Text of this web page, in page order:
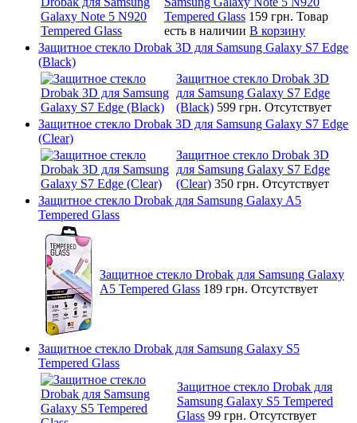
Tempered Glass 159 грн. Товар
есть в наличии В корзину
Защитное стекло Drobak 3D для Samsung Galaxy S7 Edge
(Black)
Защитное стекло Drobak 3D
для Samsung Galaxy S7 Edge
(Black) 599 грн. Отсутствует
Защитное стекло Drobak 3D для Samsung Galaxy S7 Edge
(Clear)
Защитное стекло Drobak 3D
для Samsung Galaxy S7 Edge
(Clear) 350 грн. Отсутствует
Защитное стекло Drobak для Samsung Galaxy A5
Tempered Glass
Защитное стекло Drobak для Samsung Galaxy
A5 Tempered Glass 189 грн. Отсутствует
Защитное стекло Drobak для Samsung Galaxy S5
Tempered Glass
Защитное стекло Drobak для
Samsung Galaxy S5 Tempered
Glass 99 грн. Отсутствует